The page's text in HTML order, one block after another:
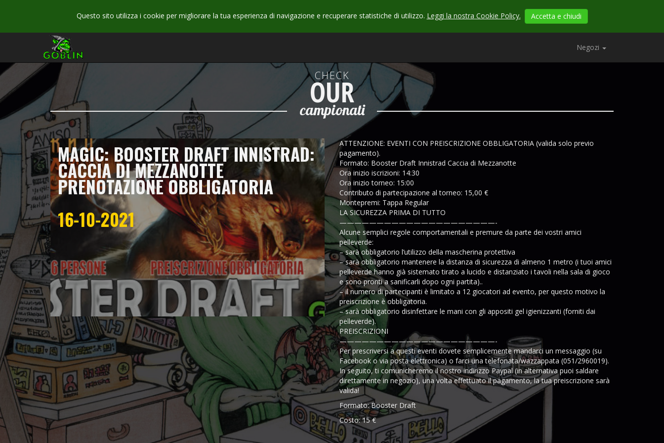
Questo sito utilizza i cookie per migliorare la tua esperienza di navigazione e recuperare statistiche di utilizzo. Leggi la nostra Cookie Policy. Accetta e chiudi
Negozi
CHECK
OUR
campionati
MAGIC: BOOSTER DRAFT INNISTRAD:
CACCIA DI MEZZANOTTE
PRENOTAZIONE OBBLIGATORIA
16-10-2021
ATTENZIONE: EVENTI CON PREISCRIZIONE OBBLIGATORIA (valida solo previo
pagamento).
Formato: Booster Draft Innistrad Caccia di Mezzanotte
Ora inizio iscrizioni: 14:30
Ora inizio torneo: 15:00
Contributo di partecipazione al torneo: 15,00 €
Montepremi: Tappa Regular
LA SICUREZZA PRIMA DI TUTTO
—————————————————————-
Alcune semplici regole comportamentali e premure da parte dei vostri amici
pelleverde:
– sarà obbligatorio l’utilizzo della mascherina protettiva
– sarà obbligatorio mantenere la distanza di sicurezza di almeno 1 metro (i tuoi amici
pelleverde hanno già sistemato tirato a lucido e distanziato i tavoli nella sala di gioco
e sono pronti a sanificarli dopo ogni partita)..
– il numero di partecipanti è limitato a 12 giocatori ad evento, per questo motivo la
preiscrizione è obbligatoria.
– sarà obbligatorio disinfettare le mani con gli appositi gel igienizzanti (forniti dai
pelleverde).
PREISCRIZIONI
—————————————————————-
Per prescriversi a questi eventi dovete semplicemente mandarci un messaggio (su
Facebook o via posta elettronica) o farci una telefonata/wazzappata (051/2960019).
In seguito, ti comunicheremo il nostro indirizzo Paypal (in alternativa puoi saldare
direttamente in negozio), una volta effettuato il pagamento, la tua preiscrizione sarà
valida!
Formato: Booster Draft
Costo: 15 €